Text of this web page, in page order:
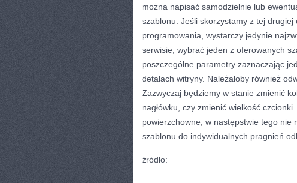
można napisać samodzielnie lub
szablonu. Jeśli skorzystamy z tej
programowania, wystarczy jedynie
serwisie, wybrać jeden z oferowanych
poszczególne parametry zaznaczając
detalach witryny. Należałoby również
Zazwyczaj będziemy w stanie zmienić
nagłówku, czy zmienić wielkość
powierzchowne, w następstwie tego
szablonu do indywidualnych pragnień
źródło:
———————————